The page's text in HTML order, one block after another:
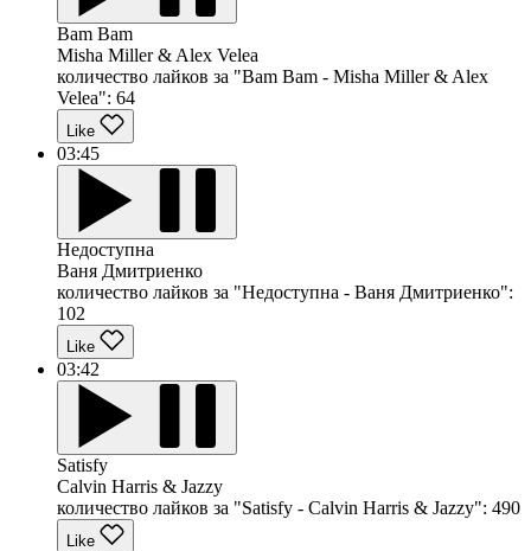
Bam Bam
Misha Miller & Alex Velea
количество лайков за "Bam Bam - Misha Miller & Alex
Velea": 64
Like
03:45
Недоступна
Ваня Дмитриенко
количество лайков за "Недоступна - Ваня Дмитриенко":
102
Like
03:42
Satisfy
Calvin Harris & Jazzy
количество лайков за "Satisfy - Calvin Harris & Jazzy": 490
Like